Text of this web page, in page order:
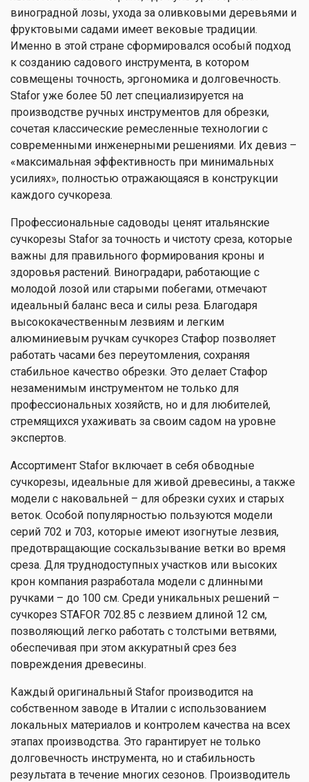
виноградной лозы, ухода за оливковыми деревьями и
фруктовыми садами имеет вековые традиции.
Именно в этой стране сформировался особый подход
к созданию садового инструмента, в котором
совмещены точность, эргономика и долговечность.
Stafor уже более 50 лет специализируется на
производстве ручных инструментов для обрезки,
сочетая классические ремесленные технологии с
современными инженерными решениями. Их девиз –
«максимальная эффективность при минимальных
усилиях», полностью отражающаяся в конструкции
каждого сучкореза.
Профессиональные садоводы ценят итальянские
сучкорезы Stafor за точность и чистоту среза, которые
важны для правильного формирования кроны и
здоровья растений. Виноградари, работающие с
молодой лозой или старыми побегами, отмечают
идеальный баланс веса и силы реза. Благодаря
высококачественным лезвиям и легким
алюминиевым ручкам сучкорез Стафор позволяет
работать часами без переутомления, сохраняя
стабильное качество обрезки. Это делает Стафор
незаменимым инструментом не только для
профессиональных хозяйств, но и для любителей,
стремящихся ухаживать за своим садом на уровне
экспертов.
Ассортимент Stafor включает в себя обводные
сучкорезы, идеальные для живой древесины, а также
модели с наковальней – для обрезки сухих и старых
веток. Особой популярностью пользуются модели
серий 702 и 703, которые имеют изогнутые лезвия,
предотвращающие соскальзывание ветки во время
среза. Для труднодоступных участков или высоких
крон компания разработала модели с длинными
ручками – до 100 см. Среди уникальных решений –
сучкорез STAFOR 702.85 с лезвием длиной 12 см,
позволяющий легко работать с толстыми ветвями,
обеспечивая при этом аккуратный срез без
повреждения древесины.
Каждый оригинальный Stafor производится на
собственном заводе в Италии с использованием
локальных материалов и контролем качества на всех
этапах производства. Это гарантирует не только
долговечность инструмента, но и стабильность
результата в течение многих сезонов. Производитель